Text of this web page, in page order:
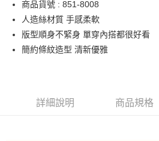
商品貨號 : 851-8008
人造絲材質 手感柔軟
版型順身不緊身 單穿內搭都很好看
簡約條紋造型 清新優雅
詳細說明 商品規格